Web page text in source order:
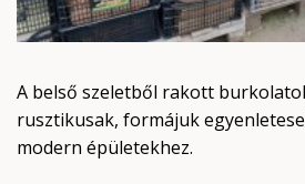
A belső szeletből rakott
rusztikusak, formájuk
modern épületekhez.